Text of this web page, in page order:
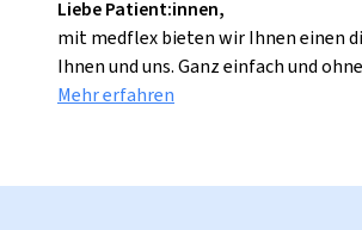
Liebe Patient:innen,
mit medflex bieten wir Ihnen einen
Ihnen und uns. Ganz einfach und
Mehr erfahren